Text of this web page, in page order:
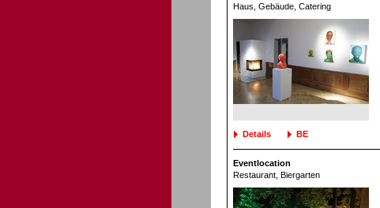
Haus, Gebäude , Catering
Details BE
Eventlocation
Restaurant , Biergarten